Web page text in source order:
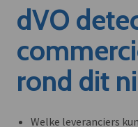
dVO
rond dit
Welke leveranciers